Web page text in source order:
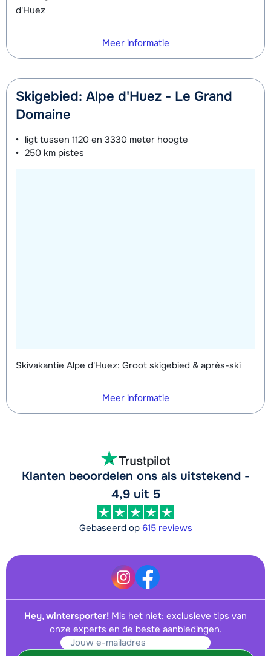
d'Huez
Meer informatie
Skigebied: Alpe d'Huez - Le Grand
Domaine
ligt tussen 1120 en 3330 meter hoogte
250 km pistes
Skivakantie Alpe d'Huez: Groot skigebied & après-ski
Meer informatie
Klanten beoordelen ons als uitstekend -
4,9 uit 5
Gebaseerd op 615 reviews
Hey, wintersporter! Mis het niet: exclusieve tips van
onze experts en de beste aanbiedingen.